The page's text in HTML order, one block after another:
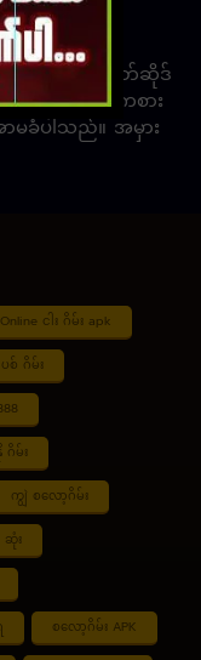
းကာစီနိုဂိမ်းဝဘ်ဆိုဒ်
င်းကစားဂိမ်းကစား
ာမခံပါသည်။ အမှား
Online ငါး ဂိမ်း apk
ပစ် ဂိမ်း
ဂိမ်း
ကျွဲ စလော့ဂိမ်း
ဆုံး
စလော့ဂိမ်း APK